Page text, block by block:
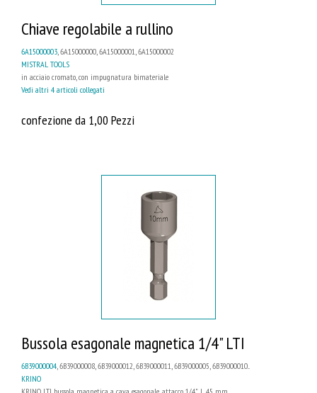
Chiave regolabile a rullino
6A15000003 , 6A15000000, 6A15000001, 6A15000002
MISTRAL TOOLS
in acciaio cromato, con impugnatura bimateriale
Vedi altri 4 articoli collegati
confezione da 1,00 Pezzi
Bussola esagonale magnetica 1/4" LTI
6B39000004, 6B39000008, 6B39000012, 6B39000011, 6B39000005, 6B39000010...
KRINO